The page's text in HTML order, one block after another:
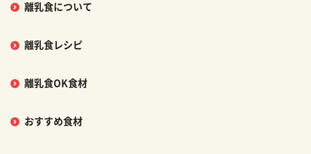
離乳食について
離乳食レシピ
離乳食OK食材
おすすめ食材